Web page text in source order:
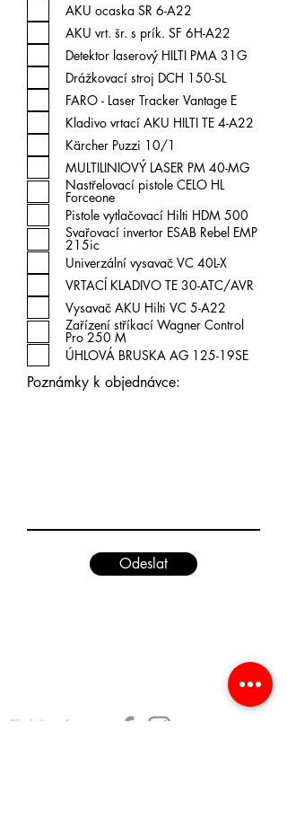
AKU ocaska SR 6-A22
AKU vrt. šr. s prík. SF 6H-A22
Detektor laserový HILTI PMA 31G
Drážkovací stroj DCH 150-SL
FARO - Laser Tracker Vantage E
Kladivo vrtací AKU HILTI TE 4-A22
Kärcher Puzzi 10/1
MULTILINIOVÝ LASER PM 40-MG
Nastřelovací pistole CELO HL
Forceone
Pistole vytlačovací Hilti HDM 500
Svařovací invertor ESAB Rebel EMP
215ic
Univerzální vysavač VC 40L-X
VRTACÍ KLADIVO TE 30-ATC/AVR
Vysavač AKU Hilti VC 5-A22
Zařízení stříkací Wagner Control
Pro 250 M
ÚHLOVÁ BRUSKA AG 125-19SE
Poznámky k objednávce:
Odeslat
Sledujte nás